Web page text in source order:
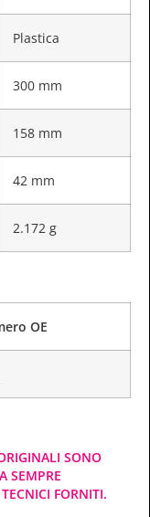
Plastica
300 mm
158 mm
42 mm
2.172 g
OE
SONO
SEMPRE
FORNITI.